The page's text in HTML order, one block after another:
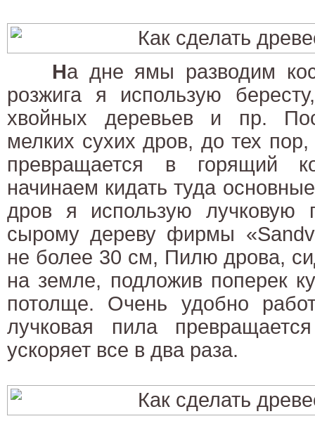
На дне ямы разводим
розжига я использую
хвойных деревьев и пр.
мелких сухих дров, до тех
превращается в горящий
начинаем кидать туда
дров я использую лучковую
сырому дереву фирмы
не более 30 см, Пилю дрова,
на земле, подложив поперек
потолще. Очень удобно
лучковая пила
ускоряет все в два раза.